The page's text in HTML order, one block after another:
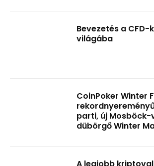
Bevezetés a CFD-
világába
CoinPoker Winter
parti, új Mosböck-
dübörgő Winter